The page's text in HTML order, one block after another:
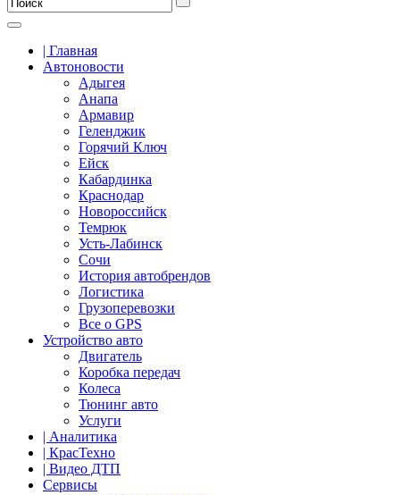
| Главная
Автоновости
Адыгея
Анапа
Армавир
Геленджик
Горячий Ключ
Ейск
Кабардинка
Краснодар
Новороссийск
Темрюк
Усть-Лабинск
Сочи
История автобрендов
Логистика
Грузоперевозки
Все о GPS
Устройство авто
Двигатель
Коробка передач
Колеса
Тюнинг авто
Услуги
| Аналитика
| КрасТехно
| Видео ДТП
Сервисы